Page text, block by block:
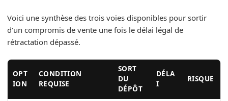
Voici une synthèse des trois voies disponibles pour sortir
d'un compromis de vente une fois le délai légal de
rétractation dépassé.
OPT
ION
CONDITION
REQUISE
SORT
DU
DÉPÔT
DÉLA
I
RISQUE